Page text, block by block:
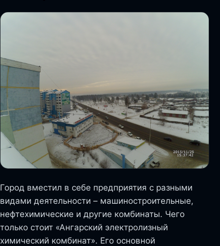
Город вместил в себе предприятия с разными
видами деятельности – машиностроительные,
нефтехимические и другие комбинаты. Чего
только стоит «Ангарский электролизный
химический комбинат». Его основной